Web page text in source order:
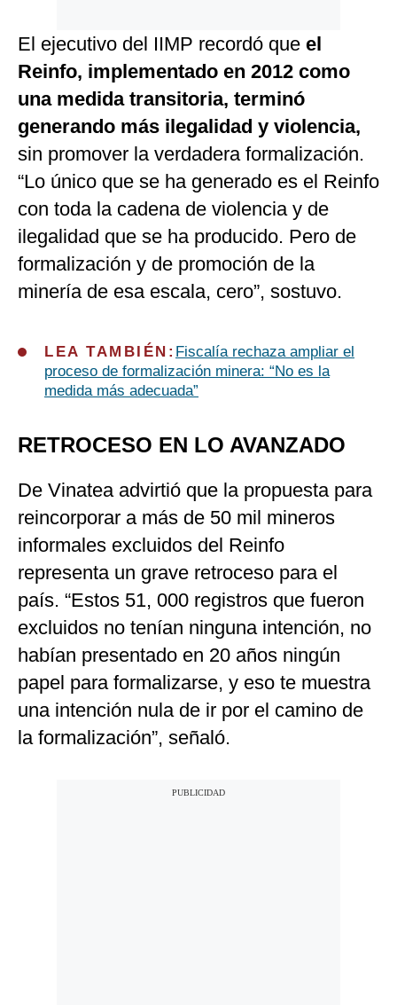
El ejecutivo del IIMP recordó que el
Reinfo, implementado en 2012 como
una medida transitoria, terminó
generando más ilegalidad y violencia,
sin promover la verdadera formalización.
“Lo único que se ha generado es el Reinfo
con toda la cadena de violencia y de
ilegalidad que se ha producido. Pero de
formalización y de promoción de la
minería de esa escala, cero”, sostuvo.
LEA TAMBIÉN: Fiscalía rechaza ampliar el
proceso de formalización minera: “No es la
medida más adecuada”
RETROCESO EN LO AVANZADO
De Vinatea advirtió que la propuesta para
reincorporar a más de 50 mil mineros
informales excluidos del Reinfo
representa un grave retroceso para el
país. “Estos 51, 000 registros que fueron
excluidos no tenían ninguna intención, no
habían presentado en 20 años ningún
papel para formalizarse, y eso te muestra
una intención nula de ir por el camino de
la formalización”, señaló.